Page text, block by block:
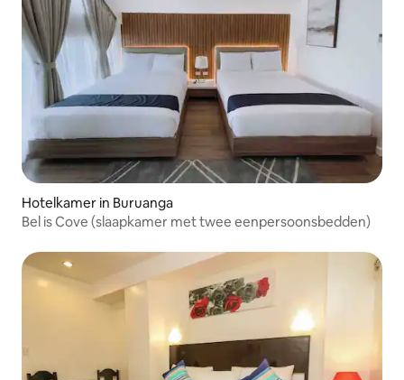
Hotelkamer in Buruanga
Bel is Cove (slaapkamer met twee eenpersoonsbedden)